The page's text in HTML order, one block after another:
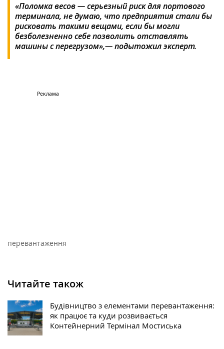
«Поломка весов — серьезный риск для портового
терминала, не думаю, что предприятия стали бы
рисковать такими вещами, если бы могли
безболезненно себе позволить отставлять
машины с перегрузом»,— подытожил эксперт.
перевантаження
Читайте також
Будівництво з елементами перевантаження:
як працює та куди розвивається
Контейнерний Термінал Мостиська